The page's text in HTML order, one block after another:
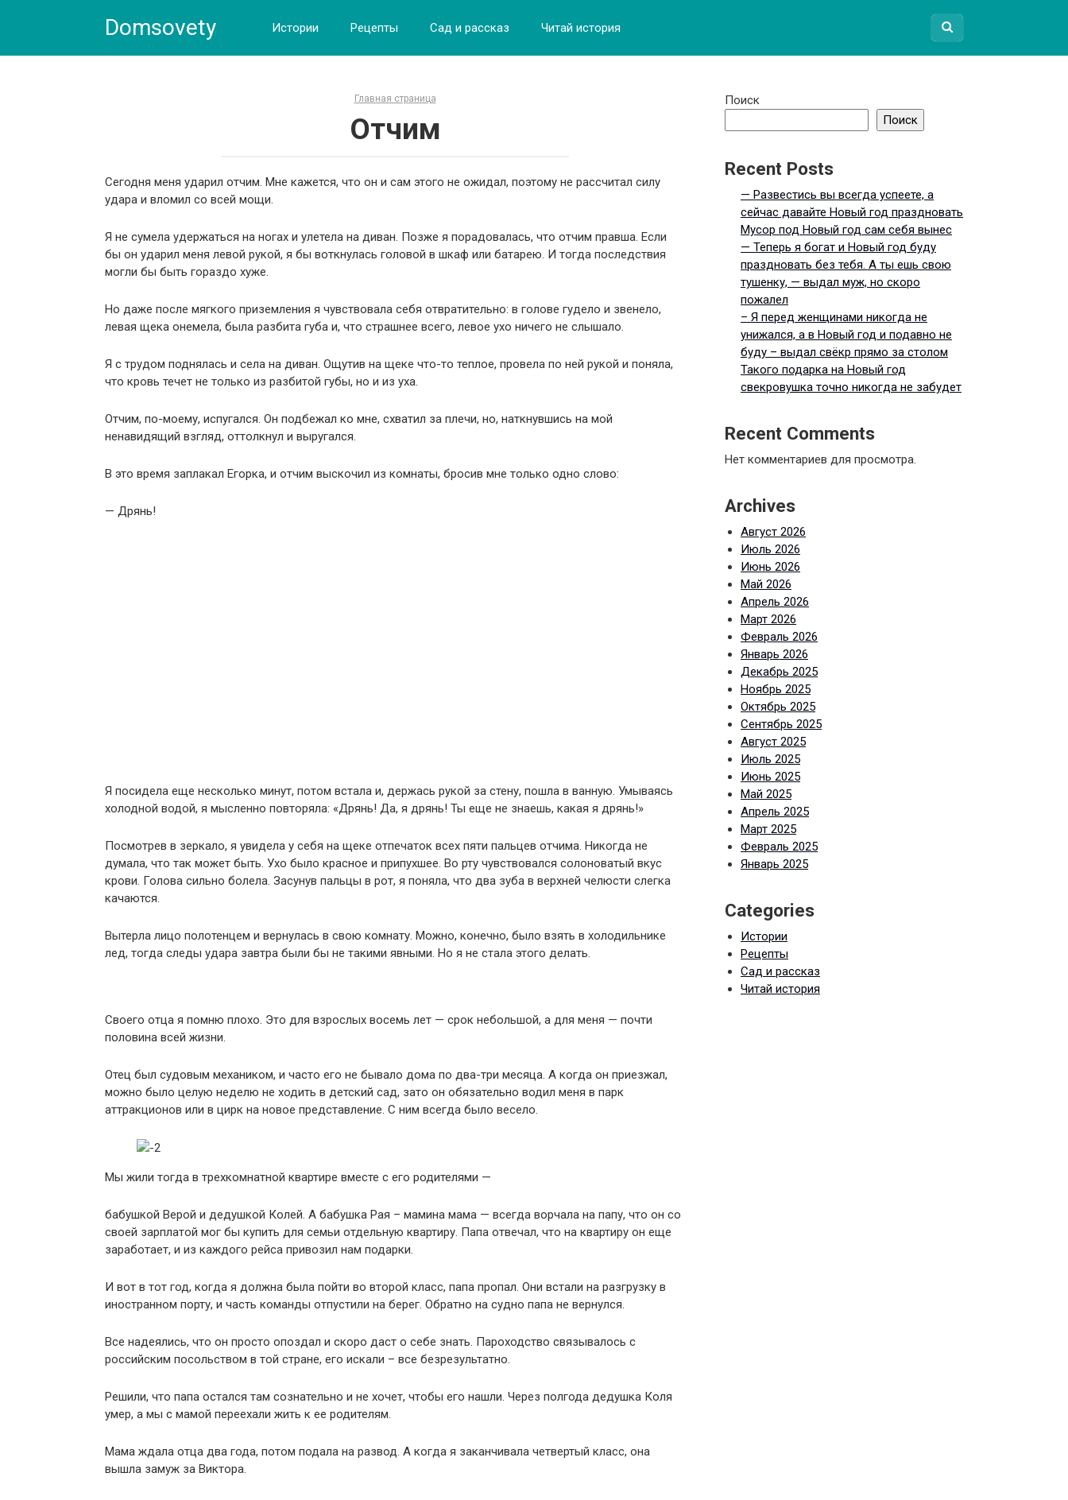
Domsovety Истории Рецепты Сад и рассказ Читай история
Главная страница
Отчим
Сегодня меня удaрил отчим. Мне кажется, что он и сам этого не ожидал, поэтому не рассчитал силу
удара и влoмил со всей мощи.
Я не сумела удержаться на ногах и улетела на диван. Позже я порадовалась, что отчим правша. Если
бы он удaрил меня левой рукой, я бы воткнулась головой в шкаф или батарею. И тогда последствия
могли бы быть гораздо хуже.
Но даже после мягкого приземления я чувствовала себя отвратительно: в голове гудело и звенело,
левая щека онемела, была разбита губа и, что страшнее всего, левое ухо ничего не слышало.
Я с трудом поднялась и села на диван. Ощутив на щеке что-то теплое, провела по ней рукой и поняла,
что кровь течет не только из разбитой губы, но и из уха.
Отчим, по-моему, испугался. Он подбежал ко мне, схватил за плечи, но, наткнувшись на мой
ненавидящий взгляд, оттолкнул и выругался.
В это время заплакал Егорка, и отчим выскочил из комнаты, бросив мне только одно слово:
— Дрянь!
Я посидела еще несколько минут, потом встала и, держась рукой за стену, пошла в ванную. Умываясь
холодной водой, я мысленно повторяла: «Дрянь! Да, я дрянь! Ты еще не знаешь, какая я дрянь!»
Посмотрев в зеркало, я увидела у себя на щеке отпечаток всех пяти пальцев отчима. Никогда не
думала, что так может быть. Ухо было красное и припухшее. Во рту чувствовался солоноватый вкус
крови. Голова сильно болела. Засунув пальцы в рот, я поняла, что два зуба в верхней челюсти слегка
качаются.
Вытерла лицо полотенцем и вернулась в свою комнату. Можно, конечно, было взять в холодильнике
лед, тогда следы удара завтра были бы не такими явными. Но я не стала этого делать.
Своего отца я помню плохо. Это для взрослых восемь лет — срок небольшой, а для меня — почти
половина всей жизни.
Отец был судовым механиком, и часто его не бывало дома по два-три месяца. А когда он приезжал,
можно было целую неделю не ходить в детский сад, зато он обязательно водил меня в парк
аттракционов или в цирк на новое представление. С ним всегда было весело.
Мы жили тогда в трехкомнатной квартире вместе с его родителями —
бабушкой Верой и дедушкой Колей. А бабушка Рая – мамина мама — всегда ворчала на папу, что он со
своей зарплатой мог бы купить для семьи отдельную квартиру. Папа отвечал, что на квартиру он еще
заработает, и из каждого рейса привозил нам подарки.
И вот в тот год, когда я должна была пойти во второй класс, папа пропал. Они встали на разгрузку в
иностранном порту, и часть команды отпустили на берег. Обратно на судно папа не вернулся.
Все надеялись, что он просто опоздал и скоро даст о себе знать. Пароходство связывалось с
российским посольством в той стране, его искали – все безрезультатно.
Решили, что папа остался там сознательно и не хочет, чтобы его нашли. Через полгода дедушка Коля
умер, а мы с мамой переехали жить к ее родителям.
Мама ждала отца два года, потом подала на развод. А когда я заканчивала четвертый класс, она
вышла замуж за Виктора.
Поиск
Поиск
Recent Posts
— Развестись вы всегда успеете, а
сейчас давайте Новый год праздновать
Мусор под Новый год сам себя вынес
— Теперь я богат и Новый год буду
праздновать без тебя. А ты ешь свою
тушенку, — выдал муж, но скоро
пожалел
– Я перед женщинами никогда не
унижался, а в Новый год и подавно не
буду – выдал свёкр прямо за столом
Такого подарка на Новый год
свекровушка точно никогда не забудет
Recent Comments
Нет комментариев для просмотра.
Archives
Август 2026
Июль 2026
Июнь 2026
Май 2026
Апрель 2026
Март 2026
Февраль 2026
Январь 2026
Декабрь 2025
Ноябрь 2025
Октябрь 2025
Сентябрь 2025
Август 2025
Июль 2025
Июнь 2025
Май 2025
Апрель 2025
Март 2025
Февраль 2025
Январь 2025
Categories
Истории
Рецепты
Сад и рассказ
Читай история